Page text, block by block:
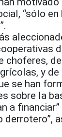
“sólo en
choferes, de
y
se han
sobre la
a
derrotero”,